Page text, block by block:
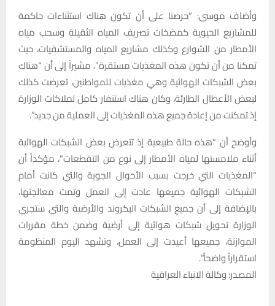
وأضاف موسى: “حرصنا على أن تكون هناك استثناءات حاكمة
للمشاريع الحيوية كمضخات تصريف المياه الثقيلة وسحب مياه
الأمطار من الشوارع وكذلك مشاريع المياه والمستشفيات، حيث
تمكنا من أن تكون هذه المغذيات مستقرة”، مشيراً إلى أن “هناك
بعض الشبكات الهوائية وهي مغذيات للمواطنين، تعرضت كذلك
لبعض الأعطال الطارئة، وكان هناك استنفار كامل لملاكات الوزارة
إذ تمكنت من إعادة جميع هذه المغذيات إلى العملية من جديد”.
وأوضح أن “هذه حالة طبيعية إذ تتعرض بعض الشبكات الهوائية
أثناء ملامستها لمياه الأمطار إلى نوع من التقطعات”، مؤكداً أن
“المغذيات التي خرجت بسبب الأحوال الجوية والتي كانت أمام
الشبكات الهوائية جميعها عادت إلى العمل وتمت معالجتها،
بالإضافة إلى أن جميع الشبكات البكروند والأرضية والتي ستجري
الوزارة تحويل شبكات هوائية إلى أرضية وضمن خطة مقررات
الموازنة، جميعها أعيدت إلى العمل، وتشهد اليوم المنظومة
استقراراً واضحاً”.
المصدر: وكالة الانباء العراقية